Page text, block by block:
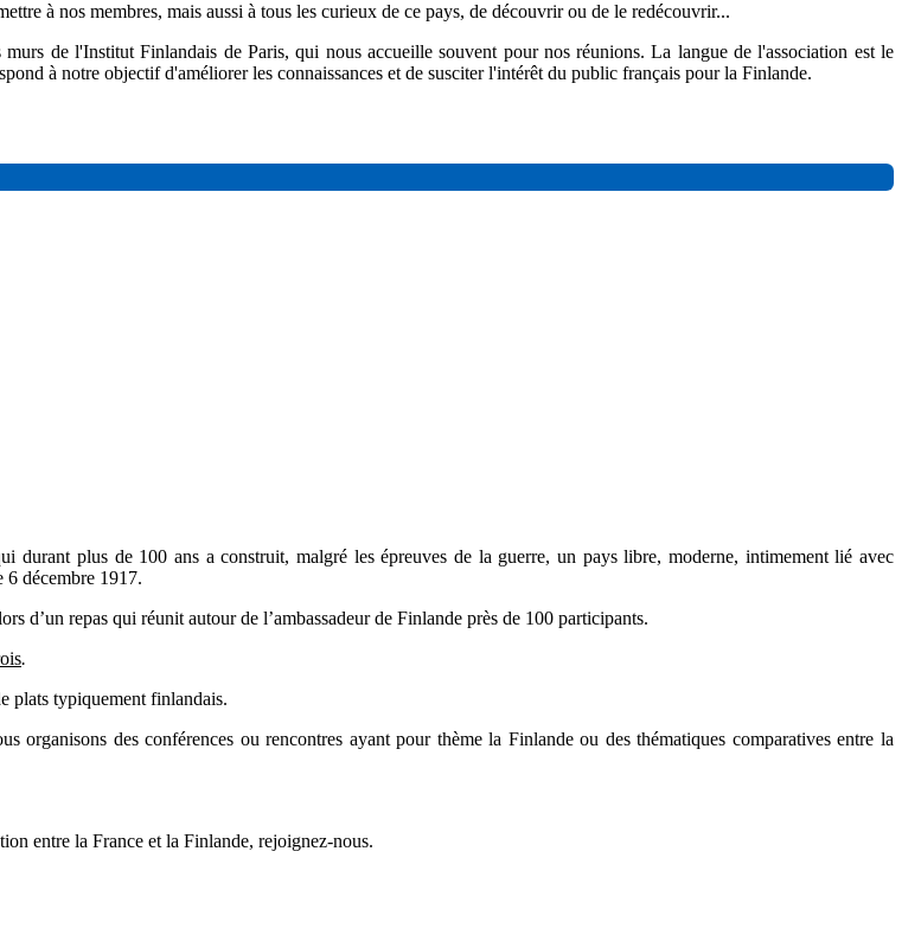
à nos membres, mais aussi à tous les curieux de ce pays, de découvrir ou de le redécouvrir...
de l'Institut Finlandais de Paris, qui nous accueille souvent pour nos réunions. La langue de l'association est le
à notre objectif d'améliorer les connaissances et de susciter l'intérêt du public français pour la Finlande.
durant plus de 100 ans a construit, malgré les épreuves de la guerre, un pays libre, moderne, intimement lié avec
6 décembre 1917.
d’un repas qui réunit autour de l’ambassadeur de Finlande près de 100 participants.
.
plats typiquement finlandais.
organisons des conférences ou rencontres ayant pour thème la Finlande ou des thématiques comparatives entre la
entre la France et la Finlande, rejoignez-nous.